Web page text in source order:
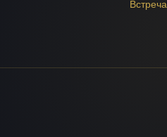
Встреча